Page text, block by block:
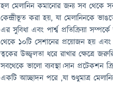
হল মেলানিন কমানোর জন্য সব থেকে
কেন্দ্রীভূত করা হয়, যা মেলানিনকে
এর সুবিধা এবং পার্শ্ব প্রতিক্রিয়া
থেকে ১০টি সেশানের প্রয়োজন হয়
ত্বকের উজ্জ্বলতা ধরে রাখার ক্ষেত্রে
সবথেকে ভালো ব‍্যবস্থা।সান প্রটেকশন
একটি আচ্ছাদন পরে ,যা শুধুমাত্র